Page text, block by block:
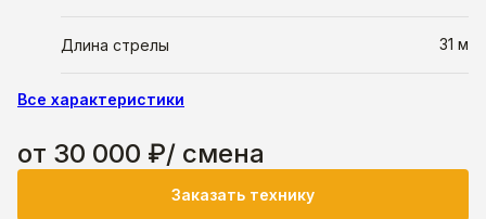
Длина стрелы 31 м
Все характеристики
от 30 000 ₽/ смена
Заказать технику